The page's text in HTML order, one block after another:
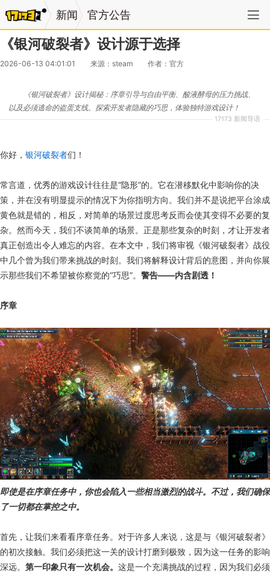
新闻 官方公告
《银河破裂者》设计源于选择
2026-06-13 04:01:01 来源：steam 作者：官方
17173 新闻导语
《银河破裂者》设计揭秘：序章引导与自由平衡、酸液酵母的压力挑战、
以及必须逃命的盗蛋支线。探索开发者隐藏的巧思，体验独特游戏设计！
你好， 银河破裂者们！
常言道，优秀的游戏设计往往是“隐形”的。它在潜移默化中影响你的决
策，并在没有明显提示的情况下为你指明方向。我们并不是说把平台涂成
黄色就是错的，相反，对简单的场景过度思考反而会使其变得不必要的复
杂。然而今天，我们不谈简单的场景。正是那些复杂的时刻，才让开发者
真正创造出令人难忘的内容。在本文中，我们将审视《银河破裂者》战役
中几个曾为我们带来挑战的时刻。我们将解释设计背后的意图，并向你展
示那些我们不希望被你察觉的“巧思”。 警告——内含剧透！
序章
即使是在序章任务中，你也会陷入一些相当激烈的战斗。不过，我们确保
了一切都在掌控之中。
首先，让我们来看看序章任务。对于许多人来说，这是与《银河破裂者》
的初次接触。我们必须把这一关的设计打磨到极致，因为这一任务的影响
深远。 第一印象只有一次机会。 这是一个充满挑战的过程，因为我们必须